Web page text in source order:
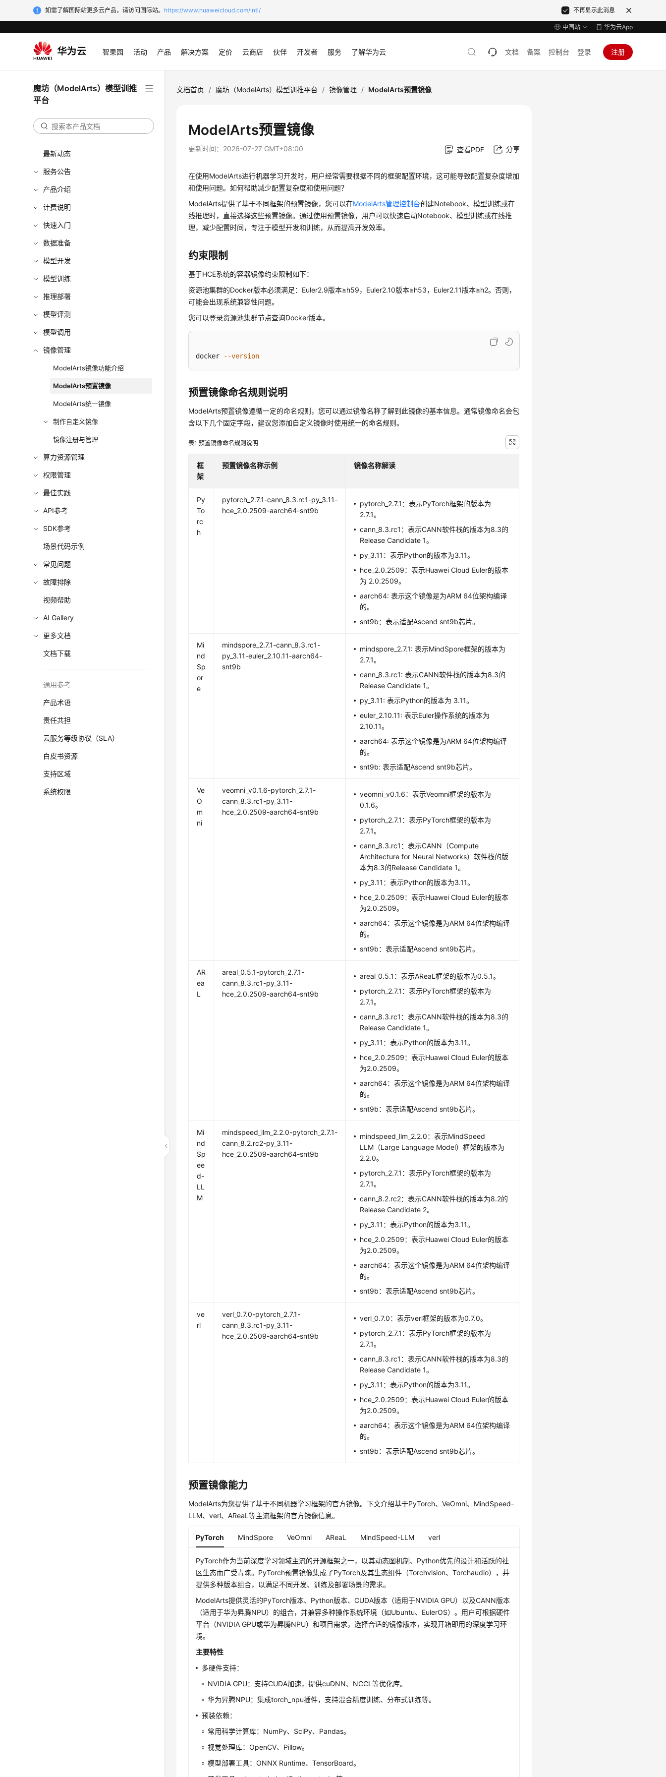
如需了解国际站更多云产品，请访问国际站。 https://www.huaweicloud.com/intl/ 不再显示此消息
中国站 华为云App
智果园 活动 产品 解决方案 定价 云商店 伙伴 开发者 服务 了解华为云 文档 备案 控制台 登录 注册
魔坊（ModelArts）模型训推
平台
最新动态
服务公告
产品介绍
计费说明
快速入门
数据准备
模型开发
模型训练
推理部署
模型评测
模型调用
镜像管理
ModelArts镜像功能介绍
ModelArts预置镜像
ModelArts统一镜像
制作自定义镜像
镜像注册与管理
算力资源管理
权限管理
最佳实践
API参考
SDK参考
场景代码示例
常见问题
故障排除
视频帮助
AI Gallery
更多文档
文档下载
通用参考
产品术语
责任共担
云服务等级协议（SLA）
白皮书资源
支持区域
系统权限
文档首页 / 魔坊（ModelArts）模型训推平台 / 镜像管理 / ModelArts预置镜像
ModelArts预置镜像
更新时间： 2026-07-27 GMT+08:00 查看PDF 分享
在使用ModelArts进行机器学习开发时，用户经常需要根据不同的框架配置环境，这可能导致配置复杂度增加
和使用问题。如何帮助减少配置复杂度和使用问题？
ModelArts提供了基于不同框架的预置镜像，您可以在ModelArts管理控制台创建Notebook、模型训练或在
线推理时，直接选择这些预置镜像。通过使用预置镜像，用户可以快速启动Notebook、模型训练或在线推
理，减少配置时间，专注于模型开发和训练，从而提高开发效率。
约束限制
基于HCE系统的容器镜像约束限制如下：
资源池集群的Docker版本必须满足：Euler2.9版本≥h59，Euler2.10版本≥h53，Euler2.11版本≥h2。否则，
可能会出现系统兼容性问题。
您可以登录资源池集群节点查询Docker版本。
docker --version
预置镜像命名规则说明
ModelArts预置镜像遵循一定的命名规则，您可以通过镜像名称了解到此镜像的基本信息。通常镜像命名会包
含以下几个固定字段，建议您添加自定义镜像时使用统一的命名规则。
表1预置镜像命名规则说明
框
架
预置镜像名称示例 镜像名称解读
Py
To
rc
h
pytorch_2.7.1-cann_8.3.rc1-py_3.11-
hce_2.0.2509-aarch64-snt9b
pytorch_2.7.1：表示PyTorch框架的版本为
2.7.1。
cann_8.3.rc1：表示CANN软件栈的版本为8.3的
Release Candidate 1。
py_3.11：表示Python的版本为3.11。
hce_2.0.2509：表示Huawei Cloud Euler的版本
为 2.0.2509。
aarch64: 表示这个镜像是为ARM 64位架构编译
的。
snt9b：表示适配Ascend snt9b芯片。
Mi
nd
Sp
or
e
mindspore_2.7.1-cann_8.3.rc1-
py_3.11-euler_2.10.11-aarch64-
snt9b
mindspore_2.7.1: 表示MindSpore框架的版本为
2.7.1。
cann_8.3.rc1: 表示CANN软件栈的版本为8.3的
Release Candidate 1。
py_3.11: 表示Python的版本为 3.11。
euler_2.10.11: 表示Euler操作系统的版本为
2.10.11。
aarch64: 表示这个镜像是为ARM 64位架构编译
的。
snt9b: 表示适配Ascend snt9b芯片。
Ve
O
m
ni
veomni_v0.1.6-pytorch_2.7.1-
cann_8.3.rc1-py_3.11-
hce_2.0.2509-aarch64-snt9b
veomni_v0.1.6：表示Veomni框架的版本为
0.1.6。
pytorch_2.7.1：表示PyTorch框架的版本为
2.7.1。
cann_8.3.rc1：表示CANN（Compute
Architecture for Neural Networks）软件栈的版
本为8.3的Release Candidate 1。
py_3.11：表示Python的版本为3.11。
hce_2.0.2509：表示Huawei Cloud Euler的版本
为2.0.2509。
aarch64：表示这个镜像是为ARM 64位架构编译
的。
snt9b：表示适配Ascend snt9b芯片。
AR
ea
L
areal_0.5.1-pytorch_2.7.1-
cann_8.3.rc1-py_3.11-
hce_2.0.2509-aarch64-snt9b
areal_0.5.1：表示AReaL框架的版本为0.5.1。
pytorch_2.7.1：表示PyTorch框架的版本为
2.7.1。
cann_8.3.rc1：表示CANN软件栈的版本为8.3的
Release Candidate 1。
py_3.11：表示Python的版本为3.11。
hce_2.0.2509：表示Huawei Cloud Euler的版本
为2.0.2509。
aarch64：表示这个镜像是为ARM 64位架构编译
的。
snt9b：表示适配Ascend snt9b芯片。
Mi
nd
Sp
ee
d-
LL
M
mindspeed_llm_2.2.0-pytorch_2.7.1-
cann_8.2.rc2-py_3.11-
hce_2.0.2509-aarch64-snt9b
mindspeed_llm_2.2.0：表示MindSpeed
LLM（Large Language Model）框架的版本为
2.2.0。
pytorch_2.7.1：表示PyTorch框架的版本为
2.7.1。
cann_8.2.rc2：表示CANN软件栈的版本为8.2的
Release Candidate 2。
py_3.11：表示Python的版本为3.11。
hce_2.0.2509：表示Huawei Cloud Euler的版本
为2.0.2509。
aarch64：表示这个镜像是为ARM 64位架构编译
的。
snt9b：表示适配Ascend snt9b芯片。
ve
rl
verl_0.7.0-pytorch_2.7.1-
cann_8.3.rc1-py_3.11-
hce_2.0.2509-aarch64-snt9b
verl_0.7.0：表示verl框架的版本为0.7.0。
pytorch_2.7.1：表示PyTorch框架的版本为
2.7.1。
cann_8.3.rc1：表示CANN软件栈的版本为8.3的
Release Candidate 1。
py_3.11：表示Python的版本为3.11。
hce_2.0.2509：表示Huawei Cloud Euler的版本
为2.0.2509。
aarch64：表示这个镜像是为ARM 64位架构编译
的。
snt9b：表示适配Ascend snt9b芯片。
预置镜像能力
ModelArts为您提供了基于不同机器学习框架的官方镜像。下文介绍基于PyTorch、VeOmni、MindSpeed-
LLM、verl、AReaL等主流框架的官方镜像信息。
PyTorch MindSpore VeOmni AReaL MindSpeed-LLM verl
PyTorch作为当前深度学习领域主流的开源框架之一，以其动态图机制、Python优先的设计和活跃的社
区生态而广受青睐。PyTorch预置镜像集成了PyTorch及其生态组件（Torchvision、Torchaudio），并
提供多种版本组合，以满足不同开发、训练及部署场景的需求。
ModelArts提供灵活的PyTorch版本、Python版本、CUDA版本（适用于NVIDIA GPU）以及CANN版本
（适用于华为昇腾NPU）的组合，并兼容多种操作系统环境（如Ubuntu、EulerOS）。用户可根据硬件
平台（NVIDIA GPU或华为昇腾NPU）和项目需求，选择合适的镜像版本，实现开箱即用的深度学习环
境。
主要特性
多硬件支持：
NVIDIA GPU：支持CUDA加速，提供cuDNN、NCCL等优化库。
华为昇腾NPU：集成torch_npu插件，支持混合精度训练、分布式训练等。
预装依赖：
常用科学计算库：NumPy、SciPy、Pandas。
视觉处理库：OpenCV、Pillow。
模型部署工具：ONNX Runtime、TensorBoard。